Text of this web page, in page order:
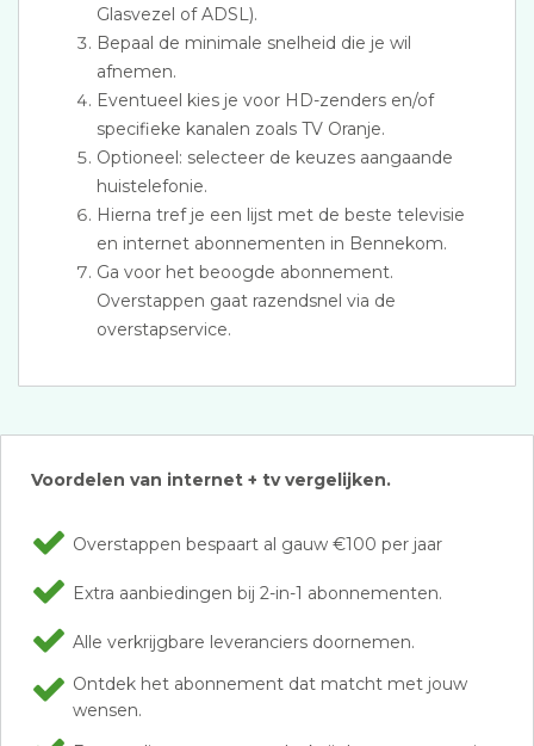
Glasvezel of ADSL).
Bepaal de minimale snelheid die je wil
afnemen.
Eventueel kies je voor HD-zenders en/of
specifieke kanalen zoals TV Oranje.
Optioneel: selecteer de keuzes aangaande
huistelefonie.
Hierna tref je een lijst met de beste televisie
en internet abonnementen in Bennekom.
Ga voor het beoogde abonnement.
Overstappen gaat razendsnel via de
overstapservice.
Voordelen van internet + tv vergelijken.
Overstappen bespaart al gauw €100 per jaar
Extra aanbiedingen bij 2-in-1 abonnementen.
Alle verkrijgbare leveranciers doornemen.
Ontdek het abonnement dat matcht met jouw
wensen.